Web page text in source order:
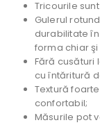
Tricourile
Gulerul
durabilitate
forma chiar
Fără
cu întăritură
Textură
confortabil;
Măsurile pot